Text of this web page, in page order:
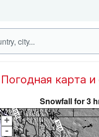
Погодная карта
Snowfall for 3
+
-